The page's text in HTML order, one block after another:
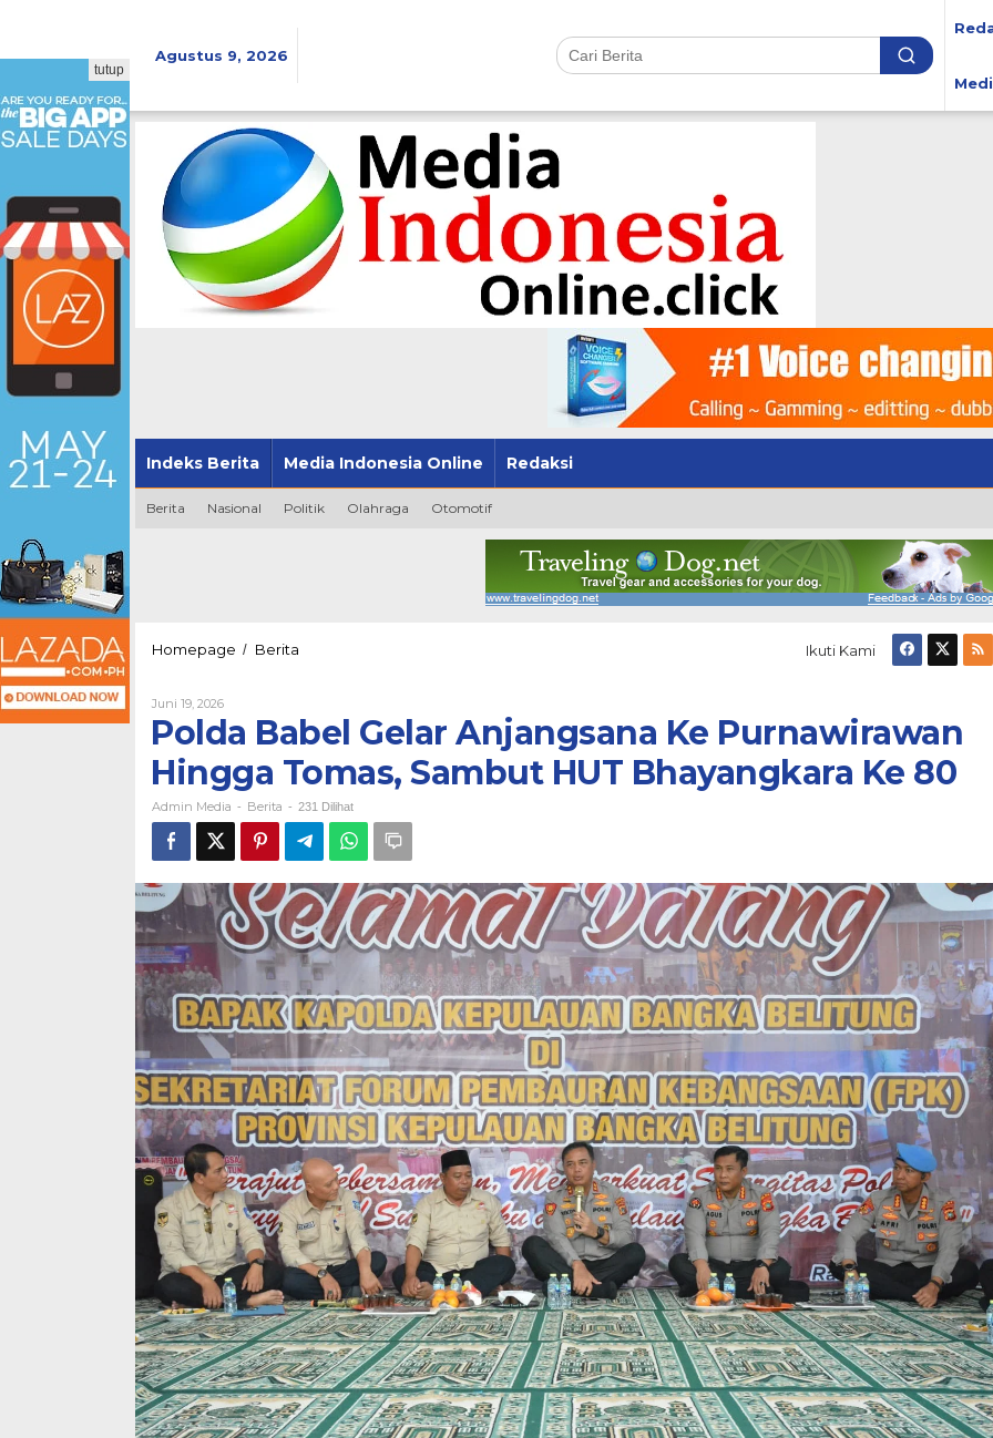
Agustus 9, 2026
Indeks Berita Media Indonesia Online Redaksi
Berita Nasional Politik Olahraga Otomotif
tutup
Homepage / Berita
Ke
Purnawirawan
Hingga
Tomas,
Sambut
HUT
Bhayangkara
80
Ikuti Kami
Juni 19, 2026Oleh
Admin
Media
Polda Babel Gelar Anjangsana Ke Purnawirawan
Hingga Tomas, Sambut HUT Bhayangkara Ke 80
Admin Media - Berita - 231 Dilihat